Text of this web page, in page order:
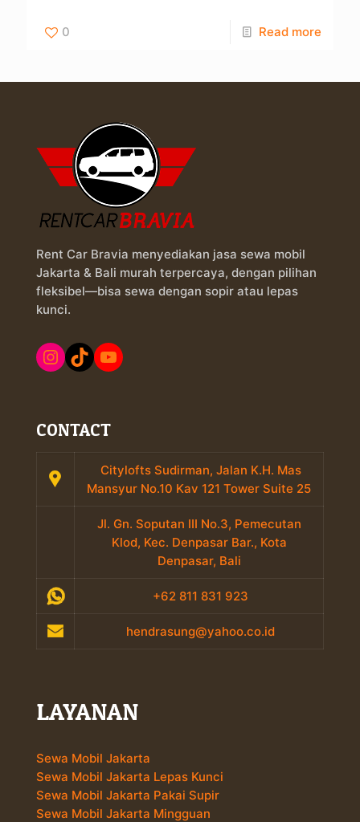
0 Read more
Rent Car Bravia menyediakan jasa sewa mobil
Jakarta & Bali murah terpercaya, dengan pilihan
fleksibel—bisa sewa dengan sopir atau lepas
kunci.
Instagram
TikTokYouTube
CONTACT
Citylofts Sudirman, Jalan K.H. Mas
Mansyur No.10 Kav 121 Tower Suite 25
Jl. Gn. Soputan III No.3, Pemecutan
Klod, Kec. Denpasar Bar., Kota
Denpasar, Bali
+62 811 831 923
hendrasung@yahoo.co.id
LAYANAN
Sewa Mobil Jakarta
Sewa Mobil Jakarta Lepas Kunci
Sewa Mobil Jakarta Pakai Supir
Sewa Mobil Jakarta Mingguan